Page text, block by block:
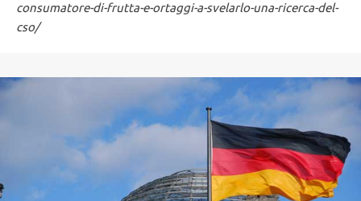
consumatore-di-frutta-e-ortaggi-a-svelarlo-una-ricerca-del-
cso/